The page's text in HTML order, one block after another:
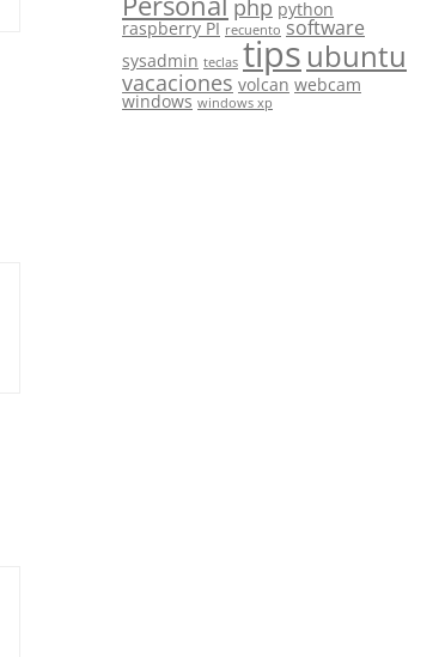
php python
raspberry PI recuento software
sysadmin teclas tips ubuntu
vacaciones volcan webcam
windows windows xp